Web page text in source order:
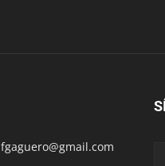
fgaguero@gmail.com